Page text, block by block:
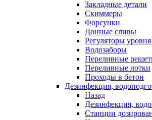
Закладные детали
Скиммеры
Форсунки
Донные сливы
Регуляторы
Водозаборы
Переливные
Переливные лотки
Проходы в бетон
Дезинфекция,
Назад
Дезинфекция,
Станции